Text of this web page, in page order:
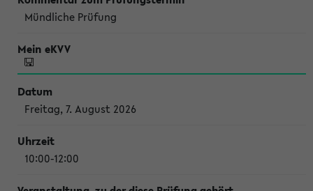
Mündliche Prüfung
Freitag, 7. August 2026
10:00-12:00